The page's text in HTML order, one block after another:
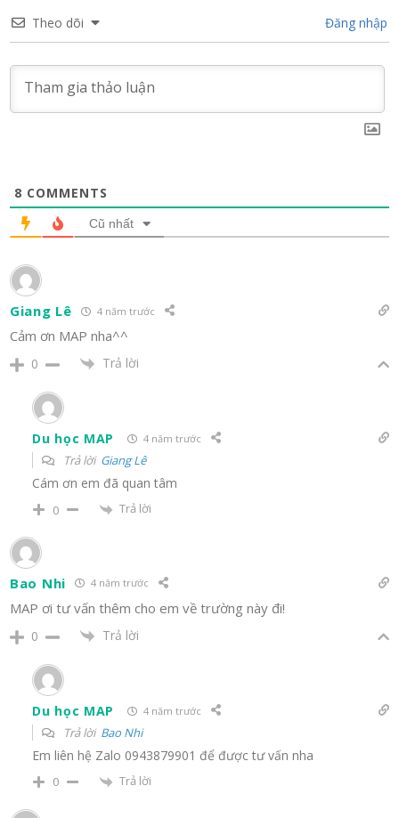
Theo dõi Đăng nhập
8 COMMENTS
Cũ nhất
Giang Lê 4 năm trước
Cảm ơn MAP nha^^
0 Trả lời
Du học MAP 4 năm trước
Trả lời Giang Lê
Cám ơn em đã quan tâm
0 Trả lời
Bao Nhi 4 năm trước
MAP ơi tư vấn thêm cho em về trường này đi!
0 Trả lời
Du học MAP 4 năm trước
Trả lời Bao Nhi
Em liên hệ Zalo 0943879901 để được tư vấn nha
0 Trả lời